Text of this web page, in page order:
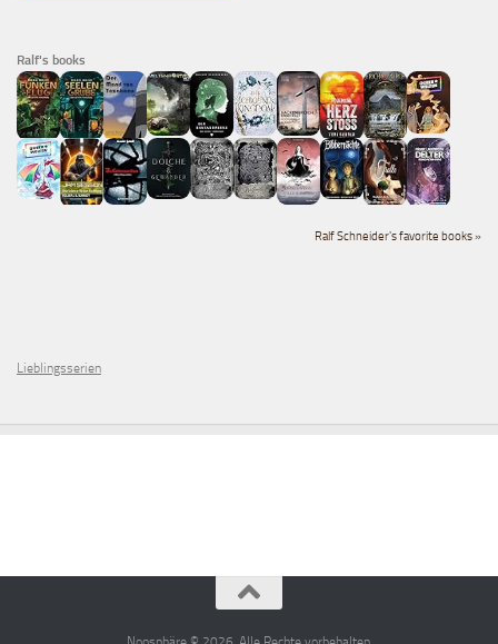
Ralf's books
Ralf Schneider's favorite books »
Lieblingsserien